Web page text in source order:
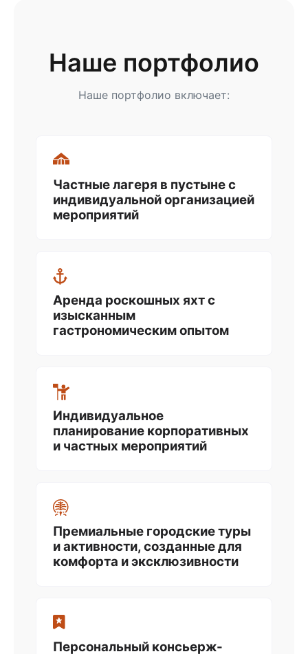
Наше портфолио
Наше портфолио включает:
Частные лагеря в пустыне с
индивидуальной организацией
мероприятий
Аренда роскошных яхт с
изысканным
гастрономическим опытом
Индивидуальное
планирование корпоративных
и частных мероприятий
Премиальные городские туры
и активности, созданные для
комфорта и эксклюзивности
Персональный консьерж-